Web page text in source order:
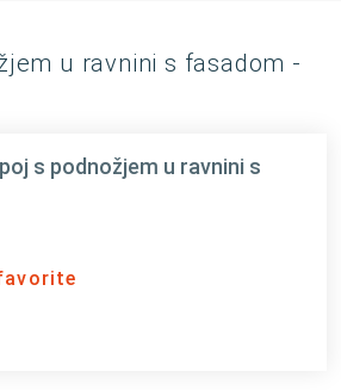
u ravnini s fasadom -
s podnožjem u ravnini s